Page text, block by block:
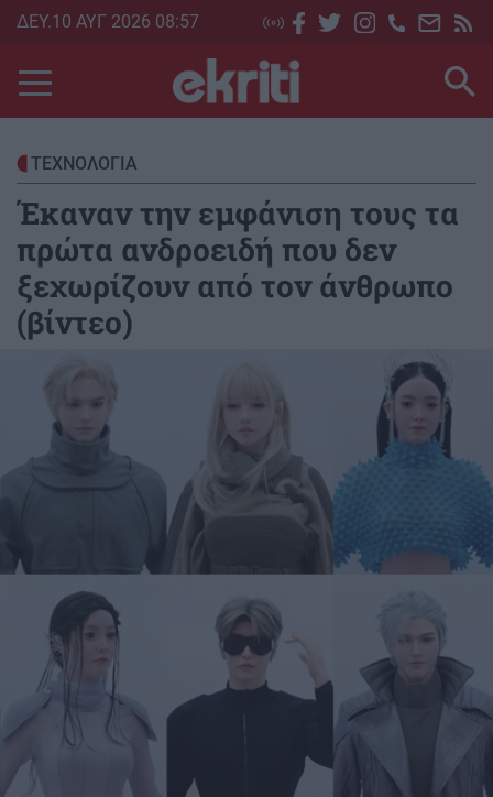
Skip
main
content
ΔΕΥ.10 ΑΥΓ 2026 08:57
ΤΕΧΝΟΛΟΓΙΑ
Έκαναν την εμφάνιση τους τα
πρώτα ανδροειδή που δεν
ξεχωρίζουν από τον άνθρωπο
(βίντεο)